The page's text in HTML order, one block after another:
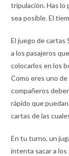
tripulación. Has lo
sea posible. El
El juego de cartas
a los pasajeros
colocarlos en los
Como eres uno
compañeros
rápido que
cartas de las
En tu turno, un
intenta sacar a